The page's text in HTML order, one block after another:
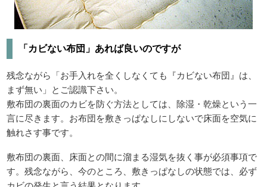
「カビない布団」あれば良いのですが
残念ながら「お手入れを全くしなくても『カビない布団』は、
まず無い」とご認識下さい。
敷布団の裏面のカビを防ぐ方法としては、除湿・乾燥という一
言に尽きます。お布団を敷きっぱなしにしないで床面を空気に
触れさす事です。
敷布団の裏面、床面との間に溜まる湿気を抜く事が必須事項で
す。残念ながら、今のところ、敷きっぱなしの状態では、必ず